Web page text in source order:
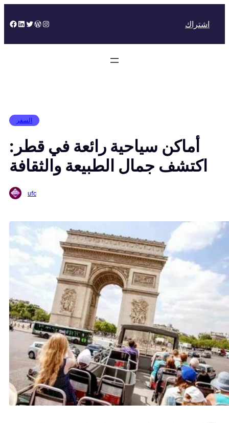
to
Facebook
LinkedIn
Twitter
WordPress
Instagram اشتراك
السفر
أماكن سياحية رائعة في قطر:
اكتشف جمال الطبيعة والثقافة
ufc